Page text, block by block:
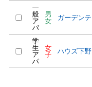
一
般
ア
パ
男
女
ガーデン
学
生
ア
パ
女
子
ハウズ下野